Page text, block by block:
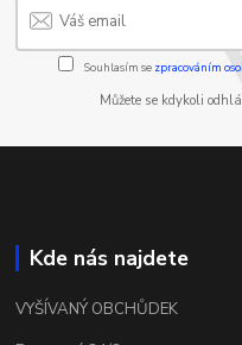
Souhlasím se zpracováním
Můžete se kdykoli
Kde nás najdete
VYŠÍVANÝ OBCHŮDEK